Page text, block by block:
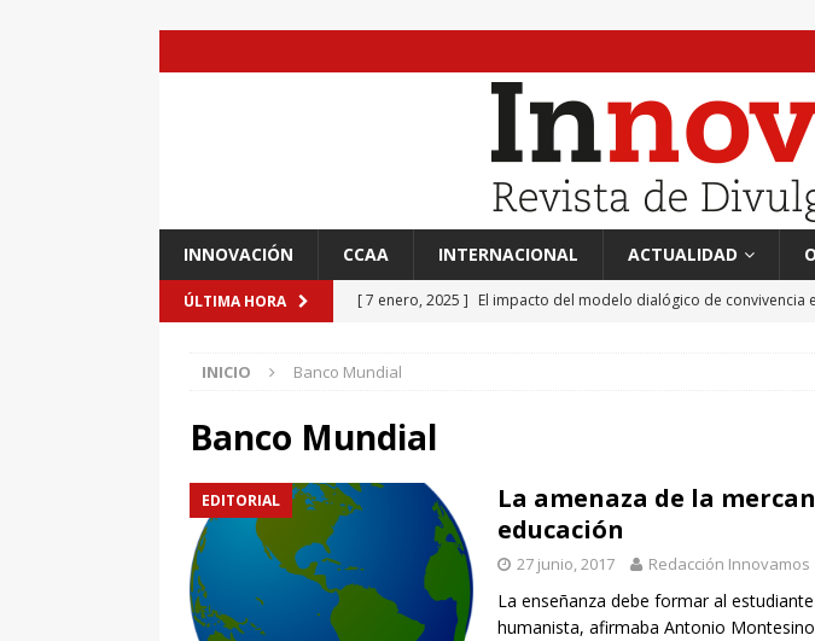
INNOVACIÓN CCAA INTERNACIONAL ACTUALIDAD
ÚLTIMA HORA [ 7 enero, 2025 ] El impacto del modelo dialógico de convivencia
[ 7 enero, 2025 ]
Ateneo de Jerez
[ 7 enero, 2025 ]
Adrián Aguayo Llanos
MIL PALABRAS
[ 7 enero, 2025 ]
Primaria Prof. Heliodoro Ruiz Castillo
INICIO Banco Mundial
Banco Mundial
EDITORIAL
La amenaza de la
educación
27 junio, 2017 Redacción Innovamos
La enseñanza debe formar al
humanista, afirmaba Antonio